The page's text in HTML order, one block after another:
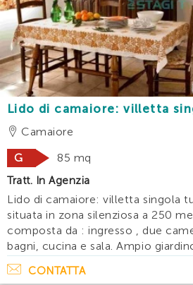
di ricerca qua sotto. Scegli
contattaci, ti sapremo fornire
necessarie.
Lido di camaiore: villetta
piano a 250 metri dal mare
giardino
Camaiore
G
85 mq
Tratt. In Agenzia
Lido di camaiore: villetta singola
situata in zona silenziosa a 250
composta da : ingresso , due
bagni, cucina e sala. Ampio
quale è possibile pranzare o
auto privato. Accessori: lava. . .
CONTATTA
INVIA